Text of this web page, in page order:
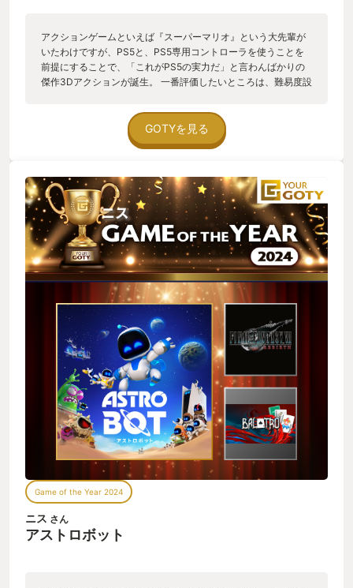
アクションゲームといえば『スーパーマリオ』という大先輩が
いたわけですが、PS5と、PS5専用コントローラを使うことを
前提にすることで、「これがPS5の実力だ」と言わんばかりの
傑作3Dアクションが誕生。 一番評価したいところは、難易度設
のステージから始まり、中盤でちょっぴり詰まって、少しだけ
慎重にプレイすれば、ほぼ全員がエンディングへ到達。プレイ
ヤーのほぼ全員、腕前レベル1の人が、達成感を得られるという
ントが表示されるという親切設計。攻略本や攻略サイトを見な
くても、自力でコンプリートできるという気配り。腕前レベル2
の人は、ここで満足。 もっとアクションゲームが得意な人は、
隠しステージに挑戦するなど「全てのボット」を収集するとい
う目標が与えられます。300体のボットを集めると、超難易度
のラストステージが登場。腕前レベル3の人はこれもクリアし、
トロコンしてご満悦。 さらに、ソフトの大ヒットを記念して、
開発チームは前作『ASTRO’S PLAY ROOM』をアップデート。
『アストロボット』へボットを連れて来るための新要素を追
加。さらにさらに、『アストロボット』本編も5週に渡って新ス
テージが追加されるアップデートも実施。この5ステージはすべ
てタイムアタック用となっており、「●●さんに、溶岩ステー
ジのタイムを抜かれました」みたいな通知が来るの、ほんと笑
顔になります。ちなみに、タイムは抜き返せませんでした。 ア
クションゲームが好きな子どもから、僕のような厄介ゲームオ
タクまで、あらゆる層のゲーマー全員を笑顔にしてくれる、本
当に素晴らしいゲームでした。
GOTYを見る
Game of the Year 2024
ニス さん
アストロボット